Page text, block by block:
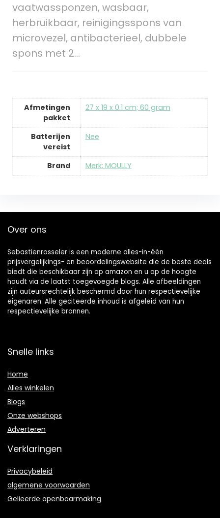
vaatwassponzen, wasbaar,
herbruikbaar, reinigingsspons van
microvezel, antibacterieel, dubbele
spons met 2…
Afmetingen
pakket
‎27 x 19 x 0.1 cm; 60 gram
Batterijen
vereist
‎Nee
Brand Merk: MOULLY
Over ons
Sebastienrosseler is een moderne alles-in-één
prijsvergelijkings- en beoordelingswebsite die de beste deals
biedt die beschikbaar zijn op amazon en u op de hoogte
houdt via de laatst toegevoegde blogs. Alle afbeeldingen
zijn auteursrechtelijk beschermd door hun respectievelijke
eigenaren. Alle geciteerde inhoud is afgeleid van hun
respectievelijke bronnen.
Snelle links
Home
Alles winkelen
Blogs
Onze webshops
Adverteren
Verklaringen
Privacybeleid
algemene voorwaarden
Gelieerde openbaarmaking